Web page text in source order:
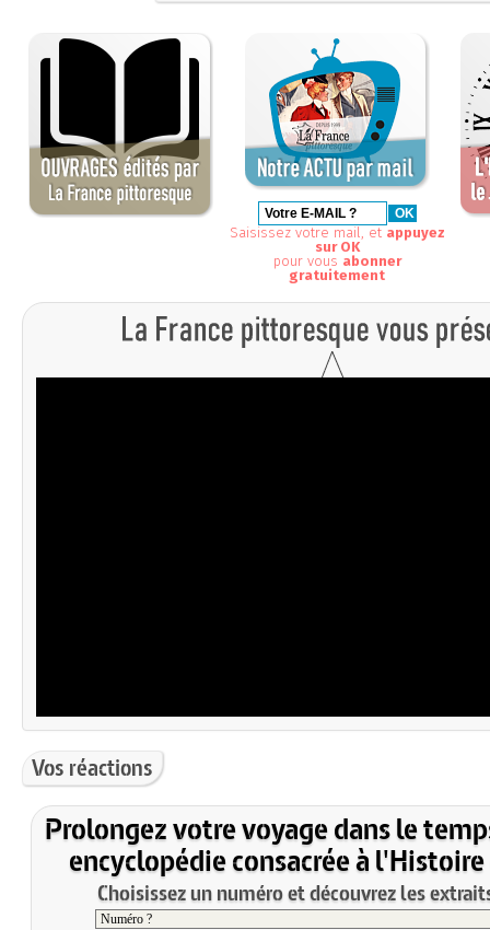
Saisissez votre mail, et appuyez
sur OK
pour vous abonner
gratuitement
Vos réactions
Prolongez votre voyage dans le
encyclopédie consacrée à l'Histoire
Choisissez un numéro et découvrez les